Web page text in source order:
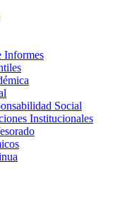
Informes
Social
Institucionales